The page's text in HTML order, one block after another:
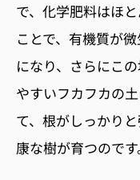
で、化学肥料はほ
ことで、有機質が
になり、さらにこ
やすいフカフカの
て、根がしっかり
康な樹が育つのです